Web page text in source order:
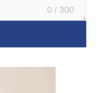
0 / 300